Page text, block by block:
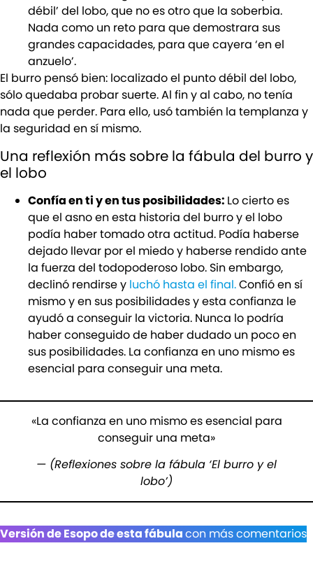
débil’ del lobo, que no es otro que la soberbia.
Nada como un reto para que demostrara sus
grandes capacidades, para que cayera ‘en el
anzuelo’.
El burro pensó bien: localizado el punto débil del lobo,
sólo quedaba probar suerte. Al fin y al cabo, no tenía
nada que perder. Para ello, usó también la templanza y
la seguridad en sí mismo.
Una reflexión más sobre la fábula del burro y
el lobo
Confía en ti y en tus posibilidades: Lo cierto es
que el asno en esta historia del burro y el lobo
podía haber tomado otra actitud. Podía haberse
dejado llevar por el miedo y haberse rendido ante
la fuerza del todopoderoso lobo. Sin embargo,
declinó rendirse y luchó hasta el final.Confió en sí
mismo y en sus posibilidades y esta confianza le
ayudó a conseguir la victoria. Nunca lo podría
haber conseguido de haber dudado un poco en
sus posibilidades. La confianza en uno mismo es
esencial para conseguir una meta.
«La confianza en uno mismo es esencial para
conseguir una meta»
— (Reflexiones sobre la fábula ‘El burro y el
lobo’)
Versión de Esopo de esta fábulacon más comentarios